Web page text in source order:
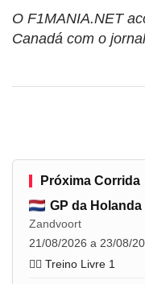
O F1MANIA.NET
Canadá com o
Próxima Corrida
GP da Holanda
Zandvoort
21/08/2026 a 23/08/
🏋️‍♂️ Treino Livre 1